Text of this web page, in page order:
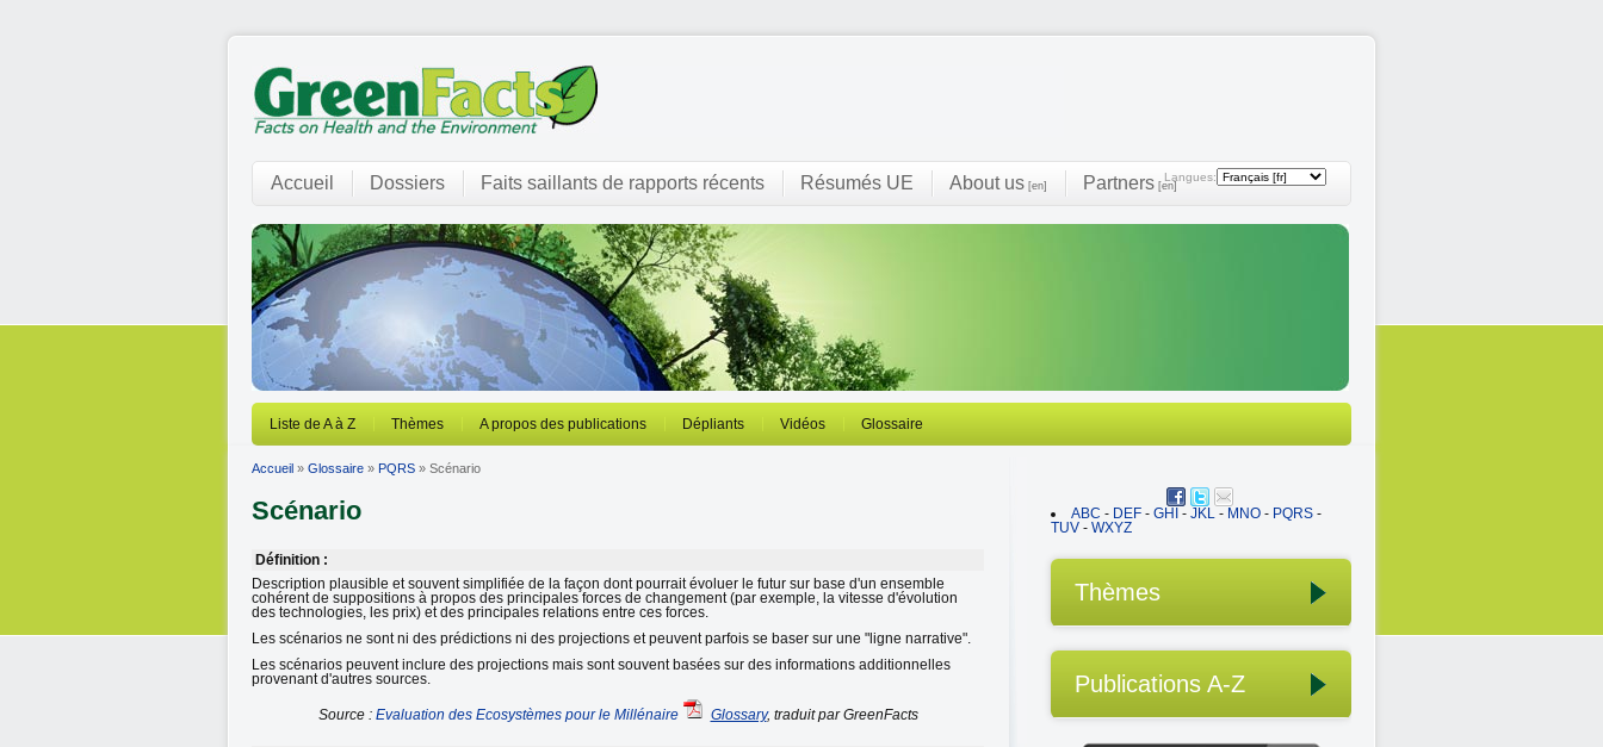
Langues:
Accueil Dossiers Faits saillants de rapports récents Résumés UE About us [en] Partners [en]
Liste de A à Z Thèmes A propos des publications Dépliants Vidéos Glossaire
Accueil » Glossaire » PQRS » Scénario
Scénario
Définition :
Description plausible et souvent simplifiée de la façon dont pourrait évoluer le futur sur base d'un ensemble
cohérent de suppositions à propos des principales forces de changement (par exemple, la vitesse d'évolution
des technologies, les prix) et des principales relations entre ces forces.
Les scénarios ne sont ni des prédictions ni des projections et peuvent parfois se baser sur une "ligne narrative".
Les scénarios peuvent inclure des projections mais sont souvent basées sur des informations additionnelles
provenant d'autres sources.
Source : Evaluation des Ecosystèmes pour le Millénaire Glossary, traduit par GreenFacts
ABC - DEF - GHI - JKL - MNO - PQRS -
TUV - WXYZ
Thèmes
Publications A-Z